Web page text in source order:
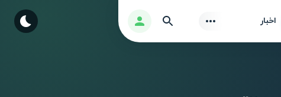
اخبار ورود Find